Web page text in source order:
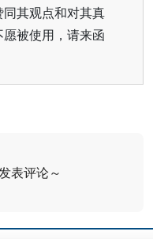
其观点和对其真
被使用，请来函
表评论～